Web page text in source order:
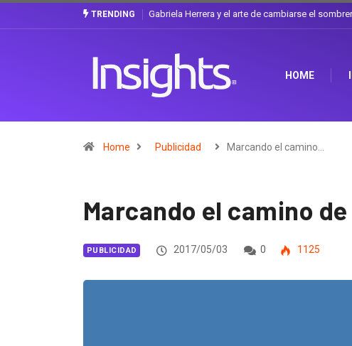
TRENDING Gabriela Herrera y el arte de cambiarse el
HOME
Home Publicidad Marcando el camino…
Marcando el camino
PUBLICIDAD 2017/05/03 0 1125